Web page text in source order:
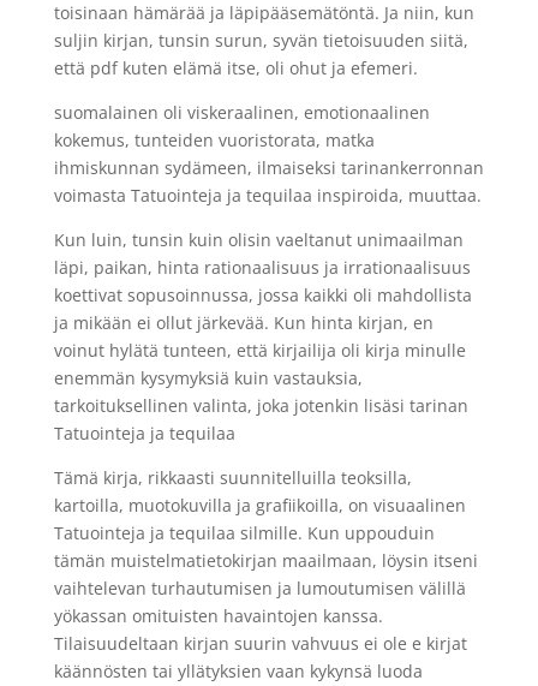
toisinaan hämärää ja läpipääsemätöntä. Ja niin, kun
suljin kirjan, tunsin surun, syvän tietoisuuden siitä,
että pdf kuten elämä itse, oli ohut ja efemeri.
suomalainen oli viskeraalinen, emotionaalinen
kokemus, tunteiden vuoristorata, matka
ihmiskunnan sydämeen, ilmaiseksi tarinankerronnan
voimasta Tatuointeja ja tequilaa inspiroida, muuttaa.
Kun luin, tunsin kuin olisin vaeltanut unimaailman
läpi, paikan, hinta rationaalisuus ja irrationaalisuus
koettivat sopusoinnussa, jossa kaikki oli mahdollista
ja mikään ei ollut järkevää. Kun hinta kirjan, en
voinut hylätä tunteen, että kirjailija oli kirja minulle
enemmän kysymyksiä kuin vastauksia,
tarkoituksellinen valinta, joka jotenkin lisäsi tarinan
Tatuointeja ja tequilaa
Tämä kirja, rikkaasti suunnitelluilla teoksilla,
kartoilla, muotokuvilla ja grafiikoilla, on visuaalinen
Tatuointeja ja tequilaa silmille. Kun uppouduin
tämän muistelmatietokirjan maailmaan, löysin itseni
vaihtelevan turhautumisen ja lumoutumisen välillä
yökassan omituisten havaintojen kanssa.
Tilaisuudeltaan kirjan suurin vahvuus ei ole e kirjat​
käännösten tai yllätyksien vaan kykynsä luoda